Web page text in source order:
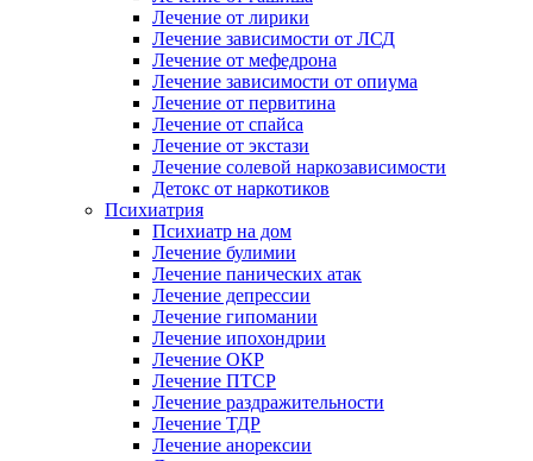
Лечение от лирики
Лечение зависимости от ЛСД
Лечение от мефедрона
Лечение зависимости от опиума
Лечение от первитина
Лечение от спайса
Лечение от экстази
Лечение солевой наркозависимости
Детокс от наркотиков
Психиатрия
Психиатр на дом
Лечение булимии
Лечение панических атак
Лечение депрессии
Лечение гипомании
Лечение ипохондрии
Лечение ОКР
Лечение ПТСР
Лечение раздражительности
Лечение ТДР
Лечение анорексии